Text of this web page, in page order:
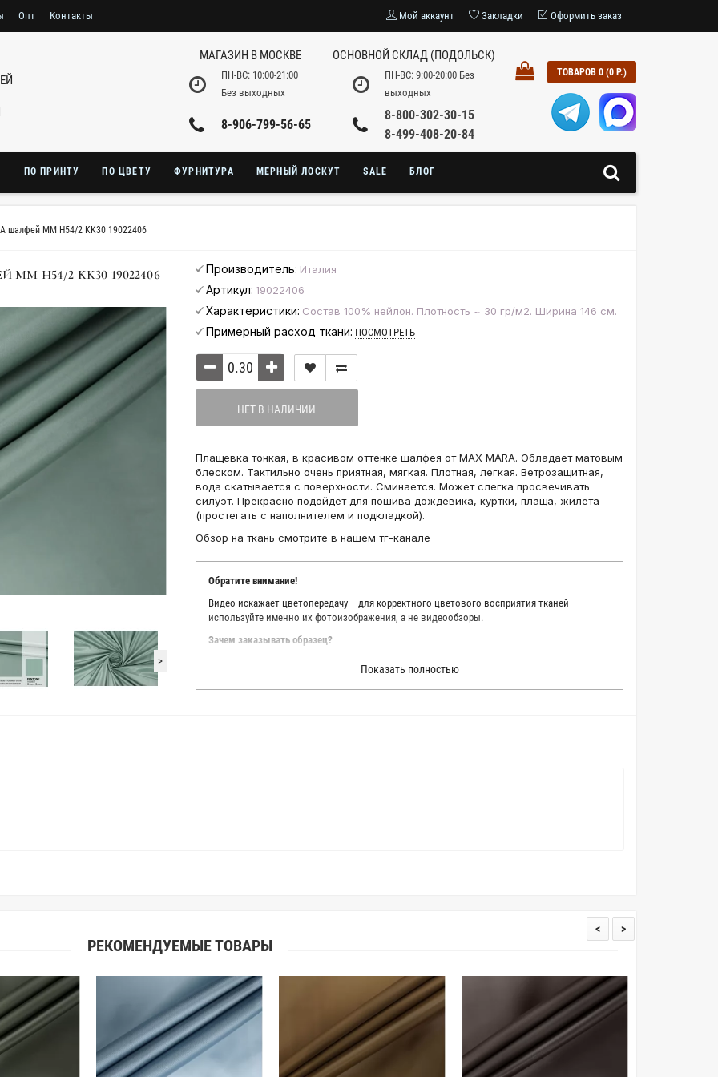
Опт Контакты Мой аккаунт Закладки Оформить заказ
МАГАЗИН В МОСКВЕ
ПН-ВС: 10:00-21:00
Без выходных
8-906-799-56-65
ОСНОВНОЙ СКЛАД (ПОДОЛЬСК)
ПН-ВС: 9:00-20:00 Без
выходных
8-800-302-30-15
8-499-408-20-84
ТОВАРОВ 0 (0 Р.)
ПО ПРИНТУ ПО ЦВЕТУ ФУРНИТУРА МЕРНЫЙ ЛОСКУТ SALE БЛОГ
шалфей MM H54/2 KK30 19022406
H54/2 KK30 19022406
>
Производитель: Италия
Артикул: 19022406
Характеристики: Состав 100% нейлон. Плотность ~ 30 гр/м2. Ширина 146 см.
Примерный расход ткани: ПОСМОТРЕТЬ
НЕТ В НАЛИЧИИ
Плащевка тонкая, в красивом оттенке шалфея от MAX MARA. Обладает матовым
блеском. Тактильно очень приятная, мягкая. Плотная, легкая. Ветрозащитная,
вода скатывается с поверхности. Сминается. Может слегка просвечивать
силуэт. Прекрасно подойдет для пошива дождевика, куртки, плаща, жилета
(простегать с наполнителем и подкладкой).
Обзор на ткань смотрите в нашем тг-канале
Обратите внимание!
Видео искажает цветопередачу – для корректного цветового восприятия тканей
используйте именно их фотоизображения, а не видеообзоры.
Зачем заказывать образец?
Мы делаем все возможное, чтобы точно описать цвет каждой ткани из нашего каталога.
Мы осматриваем и фотографируем каждую ткань в естественном свете, стараемся
находить только правильные цветовые условия и описания. Но несмотря на наши
Показать полностью
РЕКОМЕНДУЕМЫЕ ТОВАРЫ
< >